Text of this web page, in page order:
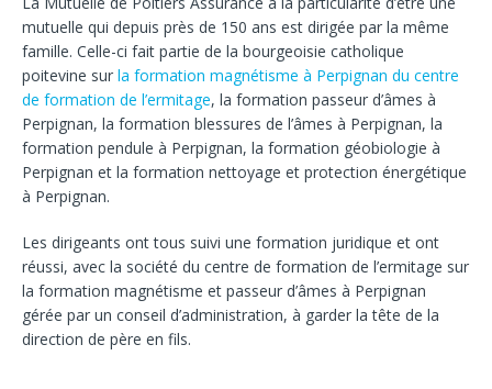
mutuelle qui depuis près de 150 ans est dirigée par la même
famille. Celle-ci fait partie de la bourgeoisie catholique
poitevine sur la formation magnétisme à Perpignan du centre
de formation de l’ermitage, la formation passeur d’âmes à
Perpignan, la formation blessures de l’âmes à Perpignan, la
formation pendule à Perpignan, la formation géobiologie à
Perpignan et la formation nettoyage et protection énergétique
à Perpignan.
Les dirigeants ont tous suivi une formation juridique et ont
réussi, avec la société du centre de formation de l’ermitage sur
la formation magnétisme et passeur d’âmes à Perpignan
gérée par un conseil d’administration, à garder la tête de la
direction de père en fils.